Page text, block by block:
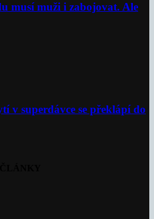
musí muži i zabojovat. Ale
v superdávce se překlápí do